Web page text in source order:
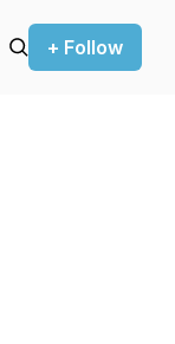
+ Follow